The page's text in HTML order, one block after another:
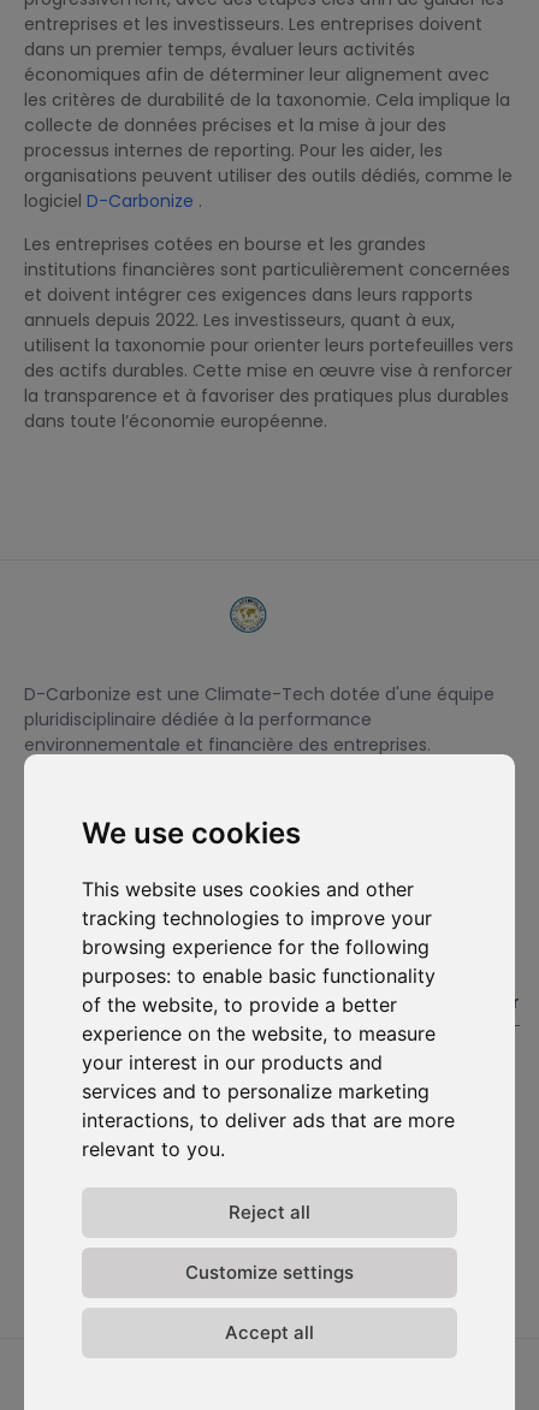
We use cookies
This website uses cookies and other
tracking technologies to improve your
browsing experience for the following
purposes: to enable basic functionality
of the website, to provide a better
experience on the website, to measure
your interest in our products and
services and to personalize marketing
interactions, to deliver ads that are more
relevant to you.
Reject all
Customize settings
Accept all
entreprises et les investisseurs. Les entreprises doivent
dans un premier temps, évaluer leurs activités
économiques afin de déterminer leur alignement avec
les critères de durabilité de la taxonomie. Cela implique la
collecte de données précises et la mise à jour des
processus internes de reporting. Pour les aider, les
organisations peuvent utiliser des outils dédiés, comme le
logiciel D-Carbonize .
Les entreprises cotées en bourse et les grandes
institutions financières sont particulièrement concernées
et doivent intégrer ces exigences dans leurs rapports
annuels depuis 2022. Les investisseurs, quant à eux,
utilisent la taxonomie pour orienter leurs portefeuilles vers
des actifs durables. Cette mise en œuvre vise à renforcer
la transparence et à favoriser des pratiques plus durables
dans toute l’économie européenne.
D-Carbonize est une Climate-Tech dotée d'une équipe
pluridisciplinaire dédiée à la performance
environnementale et financière des entreprises.
Je souhaite m'abonner à la newsletter et accepte d'être
S'abonner
Solutions
#1. Carbon Cockpit
Académie
D-
Carbonize
À propos
Rencontrez
l'équipe
Rejoignez-
nous
jour
confidentialité
Termes &
conditions
Ressources
Etudes de cas
Blog
Webinaires
Média
Nous
contacter
Contactez-
nous
Cockpit